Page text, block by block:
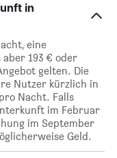
in
eine
193 € oder
gelten. Die
Nutzer kürzlich in
Nacht. Falls
im Februar
im September
Geld.